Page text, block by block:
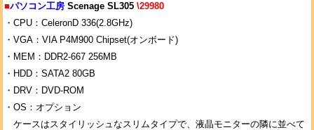
■パソコン工房 Scenage SL305 \29980
・CPU：CeleronD 336(2.8GHz)
・VGA：VIA P4M900 Chipset(オンボード)
・MEM：DDR2-667 256MB
・HDD：SATA2 80GB
・DRV：DVD-ROM
・OS：オプション
ケースはスタイリッシュなスリムタイプで、液晶モニターの隣に並べて